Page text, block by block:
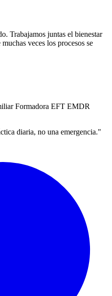
Trabajamos juntas el bienestar
veces los procesos se
Formadora EFT EMDR
diaria, no una emergencia."